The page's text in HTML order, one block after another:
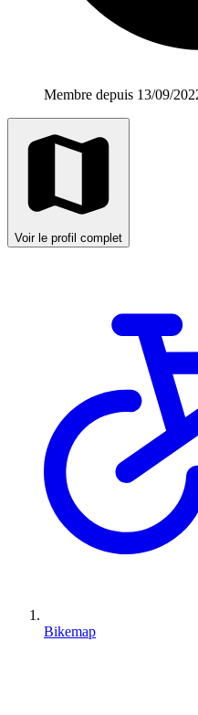
Membre depuis 13/09/
Voir le profil complet
Bikemap